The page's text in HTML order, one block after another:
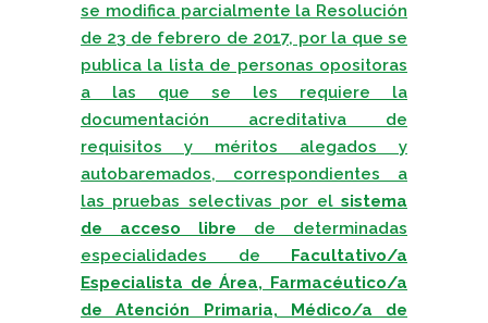
se modifica parcialmente la Resolución
de 23 de febrero de 2017, por la que se
publica la lista de personas opositoras
a las que se les requiere la
documentación acreditativa de
requisitos y méritos alegados y
autobaremados, correspondientes a
las pruebas selectivas por el sistema
de acceso libre de determinadas
especialidades de Facultativo/a
Especialista de Área, Farmacéutico/a
de Atención Primaria, Médico/a de